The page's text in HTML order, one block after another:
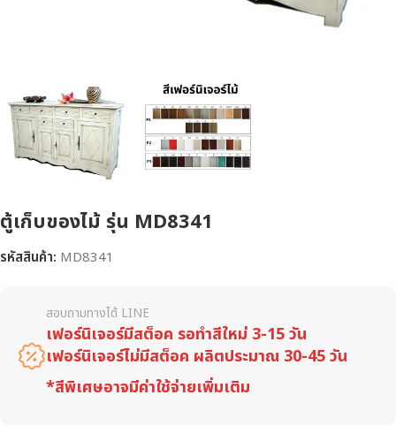
ตู้เก็บของไม้ รุ่น MD8341
รหัสสินค้า: MD8341
สอบถามทางได้ LINE
เฟอร์นิเจอร์มีสต็อค รอทำสีใหม่ 3-15 วัน
เฟอร์นิเจอร์ไม่มีสต็อค ผลิตประมาณ 30-45 วัน
*สีพิเศษอาจมีค่าใช้จ่ายเพิ่มเติม